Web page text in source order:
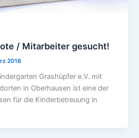
/ Mitarbeiter gesucht!
2016
Grashüpfer e.V. mit
in Oberhausen ist eine der
für die Kinderbetreuung in